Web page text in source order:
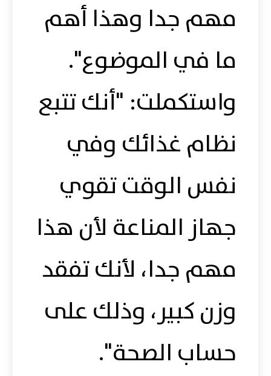
مهم جدا وهذا أهم
ما في الموضوع".
واستكملت: "أنك تتبع
نظام غذائك وفي
نفس الوقت تقوي
جهاز المناعة لأن هذا
مهم جدا، لأنك تفقد
وزن كبير، وذلك على
حساب الصحة".